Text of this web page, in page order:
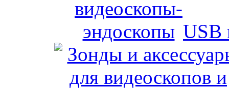
USB